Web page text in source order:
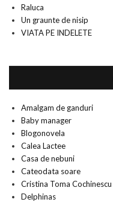
Raluca
Un graunte de nisip
VIATA PE INDELETE
Amalgam de ganduri
Baby manager
Blogonovela
Calea Lactee
Casa de nebuni
Cateodata soare
Cristina Toma Cochinescu
Delphinas